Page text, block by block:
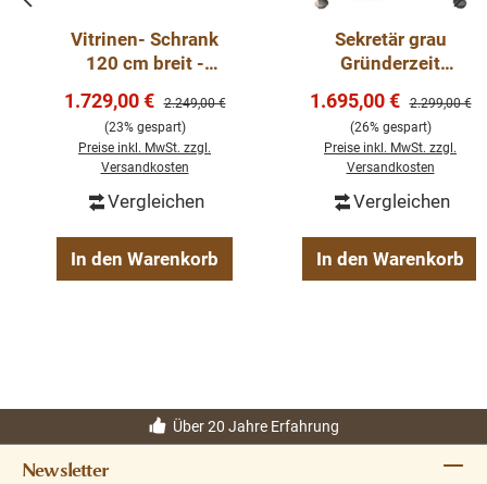
Vitrinen- Schrank
120 cm breit -
Schrank mit Glas
Verkaufspreis:
1.729,00 € Regulärer Preis:
2.249,00 €
(23% gespart)
Preise inkl. MwSt. zzgl.
Versandkosten
Vergleichen
In den Warenkorb
Sekretär grau
Gründerzeit
Massivholz
Verkaufspreis:
1.695,00 € Regulärer
2.299,00 €
(26% gespart)
Preise inkl. MwSt. zzgl.
Versandkosten
Vergleichen
In den Warenkorb
Über 20 Jahre Erfahrung
Newsletter